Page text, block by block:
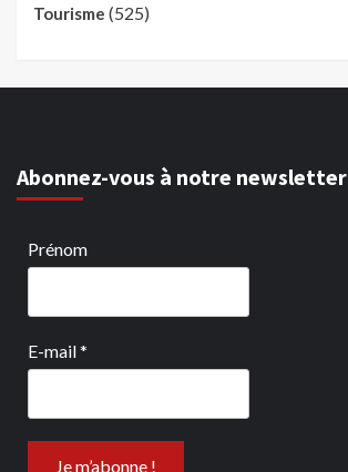
Tourisme (525)
Abonnez-vous à notre newsletter
Prénom
E-mail*